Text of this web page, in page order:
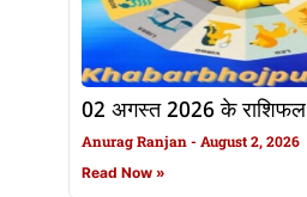
02 अगस्त 2026 के राशिफल
Anurag Ranjan August 2, 2026
Read Now »